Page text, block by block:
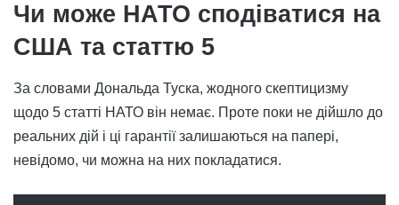
Чи може НАТО сподіватися на
США та статтю 5
За словами Дональда Туска, жодного скептицизму
щодо 5 статті НАТО він немає. Проте поки не дійшло до
реальних дій і ці гарантії залишаються на папері,
невідомо, чи можна на них покладатися.